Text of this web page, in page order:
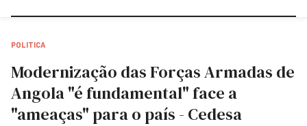
POLITICA
Modernização das Forças Armadas de
Angola "é fundamental" face a
"ameaças" para o país - Cedesa